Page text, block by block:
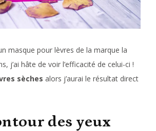
masque pour lèvres de la marque la
j’ai hâte de voir l’efficacité de celui-ci !
sèches alors j’aurai le résultat direct
des yeux